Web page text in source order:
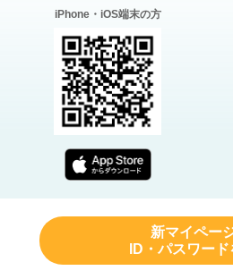
iPhone・iOS端末の方
新マイペー
ID・パスワー